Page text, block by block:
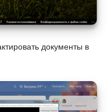
документы в